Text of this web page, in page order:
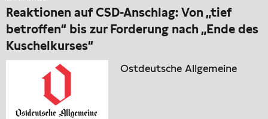
Reaktionen auf CSD-Anschlag: Von „tief
betroffen“ bis zur Forderung nach „Ende des
Kuschelkurses“
Ostdeutsche Allgemeine